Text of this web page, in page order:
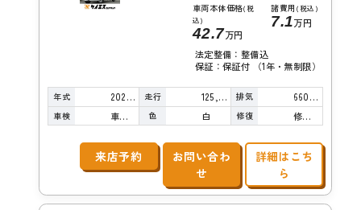
車両本体価格(税
込)
42.7万円
諸費用 (税込)
7.1万円
法定整備：整備込
保証：保証付 （1年・無制限）
年式 2020年 走行 125,000km 排気 660cc
車検 車検整備付 色 白 修復 修復歴無し
来店予約
お問い合わ
せ
詳細はこち
ら